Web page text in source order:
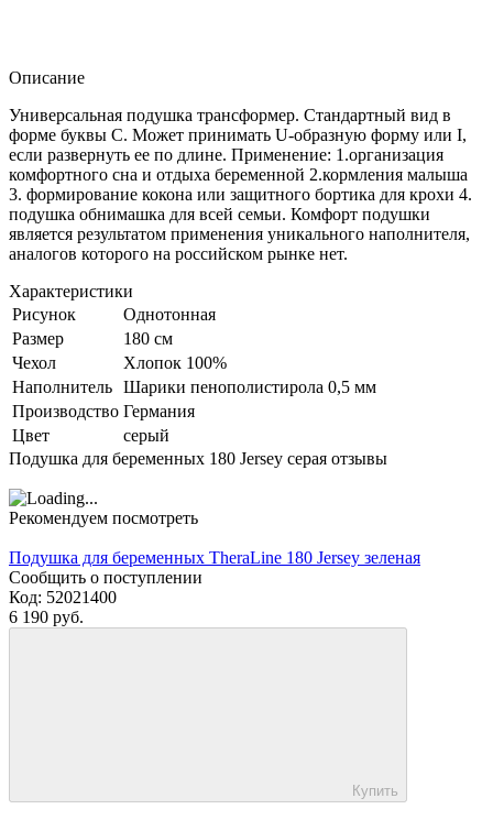
Описание
Универсальная подушка трансформер. Стандартный вид в
форме буквы C. Может принимать U-образную форму или I,
если развернуть ее по длине. Применение: 1.организация
комфортного сна и отдыха беременной 2.кормления малыша
3. формирование кокона или защитного бортика для крохи 4.
подушка обнимашка для всей семьи. Комфорт подушки
является результатом применения уникального наполнителя,
аналогов которого на российском рынке нет.
Характеристики
Рисунок
Однотонная
Размер
180 см
Чехол
Хлопок 100%
Наполнитель Шарики пенополистирола 0,5 мм
Производство Германия
Цвет
серый
Подушка для беременных 180 Jersey серая отзывы
Рекомендуем посмотреть
Подушка для беременных TheraLine 180 Jersey зеленая
Сообщить о поступлении
Код: 52021400
6 190 руб.
Купить